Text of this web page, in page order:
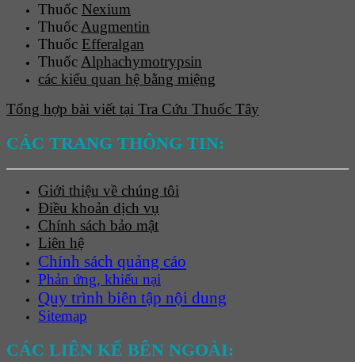
Thuốc Nexium
Thuốc Augmentin
Thuốc Efferalgan
Thuốc Alphachymotrypsin
các kiểu quan hệ bằng miệng
Tổng hợp bài viết tại Tra Cứu Thuốc Tây
CÁC TRANG THÔNG TIN:
Giới thiệu về chúng tôi
Điều khoản dịch vụ
Chính sách bảo mật
Liên hệ
Chính sách quảng cáo
Phản ứng, khiếu nại
Quy trình biên tập nội dung
Sitemap
CÁC LIÊN KẾ BÊN NGOÀI: